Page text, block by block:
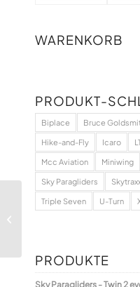
WARENKORB
PRODUKT-
Biplace Bruce
Hike-and-Fly Icaro
Mcc Aviation Miniwing
Sky Paragliders
Triple Seven U-Turn
PRODUKTE
Sky Paragliders - Twin 2
Gutschein für einen